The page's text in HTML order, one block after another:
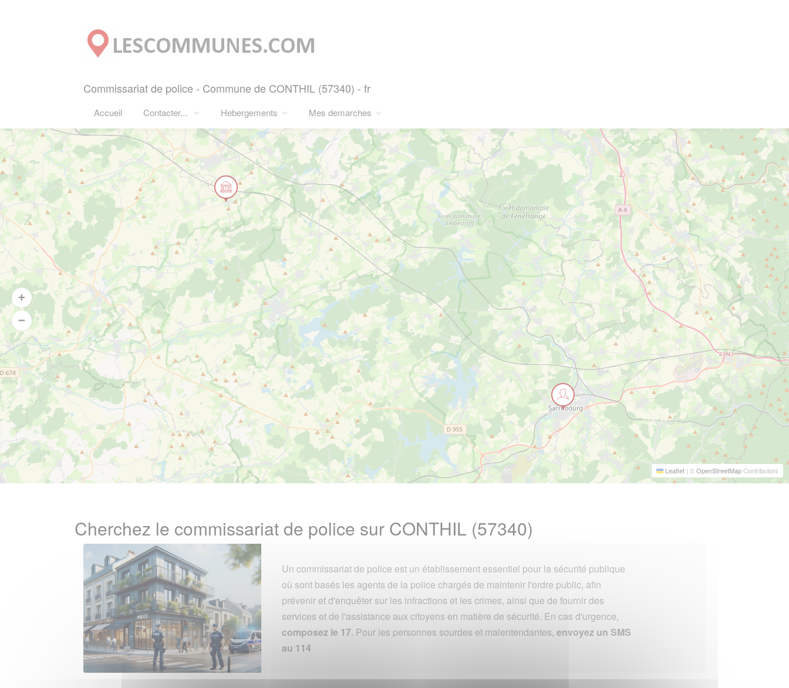
Commissariat de police - Commune de CONTHIL (57340) - fr
Accueil Contacter... Hebergements Mes demarches
Leaflet | ©OpenStreetMapContributors
Cherchez le commissariat de police sur CONTHIL (57340)
Un commissariat de police est un établissement essentiel pour la sécurité publique
où sont basés les agents de la police chargés de maintenir l'ordre public, afin
prévenir et d'enquêter sur les infractions et les crimes, ainsi que de fournir des
services et de l'assistance aux citoyens en matière de sécurité. En cas d'urgence,
composez le 17. Pour les personnes sourdes et malentendantes, envoyez un SMS
au 114